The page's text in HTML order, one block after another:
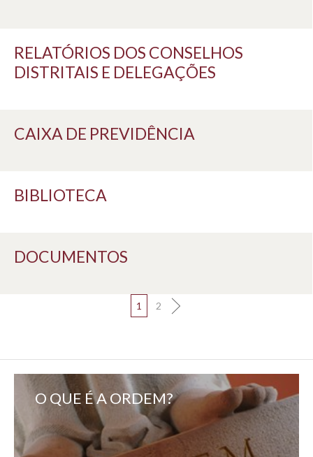
RELATÓRIOS DOS CONSELHOS
DISTRITAIS E DELEGAÇÕES
CAIXA DE PREVIDÊNCIA
BIBLIOTECA
DOCUMENTOS
1 2
O QUE É A ORDEM?